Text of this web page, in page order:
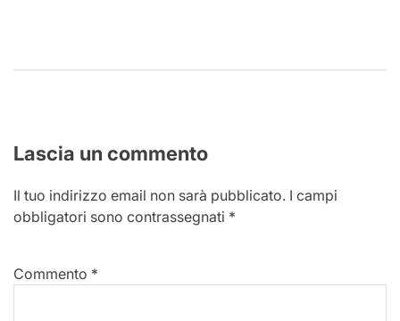
Lascia un commento
Il tuo indirizzo email non sarà pubblicato. I campi
obbligatori sono contrassegnati *
Commento *